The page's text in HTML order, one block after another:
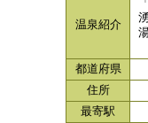
温泉紹介
都道府県
住所
最寄駅